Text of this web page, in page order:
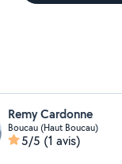
Remy Cardonne
Boucau (Haut Boucau)
5/5 (1 avis)